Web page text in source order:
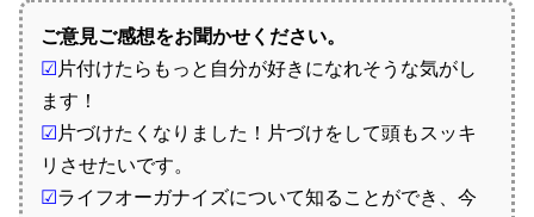
ご意見ご感想をお聞かせください。
☑ 片付けたらもっと自分が好きになれそうな気がし
ます！
☑ 片づけたくなりました！片づけをして頭もスッキ
リさせたいです。
☑ライフオーガナイズについて知ることができ、今